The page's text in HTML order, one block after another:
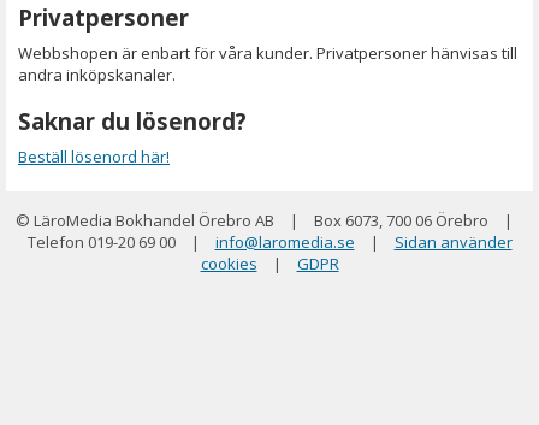
Privatpersoner
Webbshopen är enbart för våra kunder. Privatpersoner hänvisas till
andra inköpskanaler.
Saknar du lösenord?
Beställ lösenord här!
© LäroMedia Bokhandel Örebro AB | Box 6073, 700 06 Örebro
|
Telefon 019-20 69 00
| info@laromedia.se |
Sidan använder
cookies
| GDPR